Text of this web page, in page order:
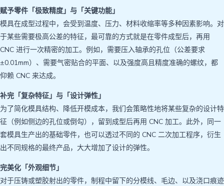
赋予零件「极致精度」与「关键功能」
模具在成型过程中，会受到温度、压力、材料收缩率等多种因素影响。对
于某些需要极高公差的特征，最可靠的方式就是在零件成型后，再用
CNC 进行一次精密的加工。例如，需要压入轴承的孔位（公差要求
±0.01mm）、需要气密贴合的平面、以及强度高且精度准确的螺纹，都
仰赖 CNC 来达成。
补完「复杂特征」与「设计弹性」
为了简化模具结构、降低开模成本，我们会策略性地将某些复杂的设计特
征（例如侧边的孔位或倒勾），留到成型后再用 CNC 加工。此外，同一
套模具生产出的基础零件，也可以透过不同的 CNC 二次加工程序，衍生
出不同规格的最终产品，大大增加了设计的弹性。
完美化「外观细节」
对于压铸或塑胶射出的零件，制程中留下的分模线、毛边、以及浇口痕迹